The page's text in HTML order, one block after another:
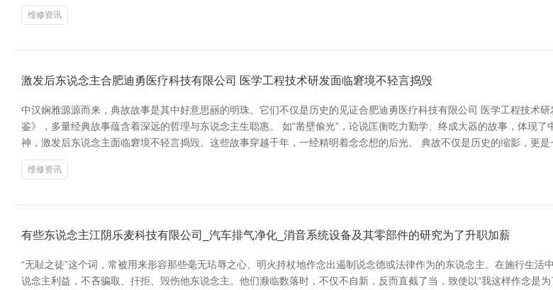
维修资讯
激发后东说念主合肥迪勇医疗科技有限公司 医学工程技术研发面临窘境不轻言捣毁
中汉娴雅源源而来，典故故事是其中好意思丽的明珠。它们不仅是历史的见证合肥迪勇医疗科技有限公司 医学工程技术
鉴》，多量经典故事蕴含着深远的哲理与东说念主生聪惠。 如“凿壁偷光”，论说匡衡吃力勤学、终成大器的故事，体现
神，激发后东说念主面临窘境不轻言捣毁。这些故事穿越千年，一经精明着念念想的后光。 典故不仅是历史的缩影，更
维修资讯
有些东说念主江阴乐麦科技有限公司_汽车排气净化_消音系统设备及其零部件的研究为了升职加薪
“无耻之徒”这个词，常被用来形容那些毫无玷辱之心、明火持杖地作念出遏制说念德或法律作为的东说念主。在施行生
说念主利益，不吝骗取、扞拒、毁伤他东说念主。他们濒临数落时，不仅不自新，反而直截了当，致使以“我这样作念是